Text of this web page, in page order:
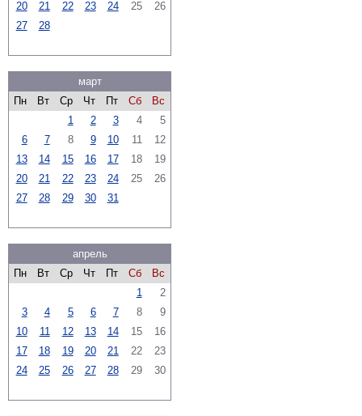
20 21 22 23 24 25
26
27
28
март
Пн
Вт Ср Чт Пт Сб
Вс
1
2 3 4
5
6
7 8 9 10 11
12
13
14 15 16 17 18
19
20
21 22 23 24 25
26
27
28 29 30 31
апрель
Пн
Вт Ср Чт Пт Сб
Вс
1
2
3
4 5 6 7 8
9
10
11 12 13 14 15
16
17
18 19 20 21 22
23
24
25 26 27 28 29 30